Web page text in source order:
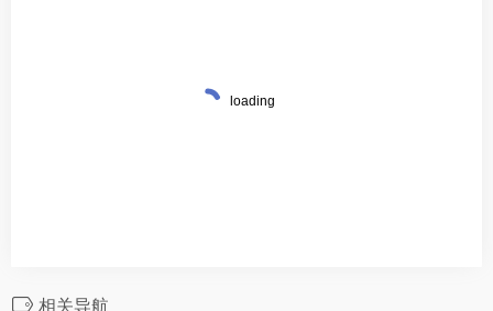
相关导航